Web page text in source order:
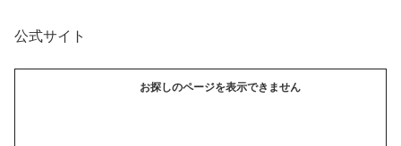
公式サイト
お探しのページを表示できません